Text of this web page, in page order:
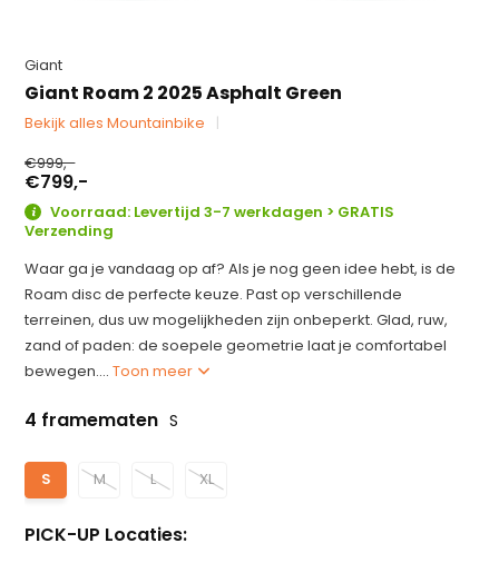
Giant
Giant Roam 2 2025 Asphalt Green
Bekijk alles Mountainbike
€999,-
€799,-
Voorraad: Levertijd 3-7 werkdagen > GRATIS
Verzending
Waar ga je vandaag op af? Als je nog geen idee hebt, is de
Roam disc de perfecte keuze. Past op verschillende
terreinen, dus uw mogelijkheden zijn onbeperkt. Glad, ruw,
zand of paden: de soepele geometrie laat je comfortabel
bewegen....Toon meer
4 framematen S
S M L XL
PICK-UP Locaties: